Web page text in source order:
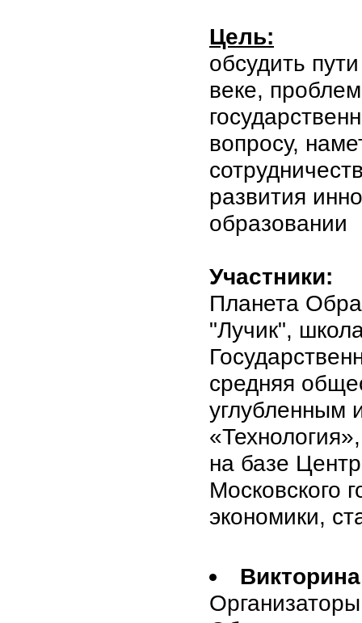
Цель:
обсудить
веке,
вопросу,
развития
образовании
Участники:
Планета
"Лучик",
средняя
углубленным
на базе
Московского
экономики,